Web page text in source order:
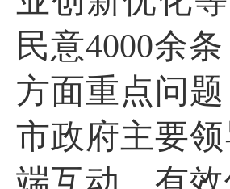
民意4000余
方面重点问
市政府主要领